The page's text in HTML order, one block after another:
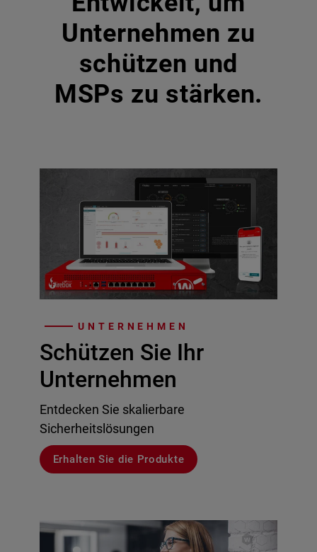
Unternehmen zu
schützen und
MSPs zu stärken.
UNTERNEHMEN
Schützen Sie Ihr
Unternehmen
Entdecken Sie skalierbare
Sicherheitslösungen
Erhalten Sie die Produkte